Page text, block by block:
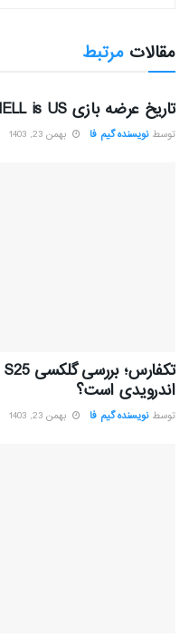
مقالات مرتبط
تاریخ عرضه بازی HELL is US فاش شد
توسط نویسنده گیم فا بهمن 23, 1403
اندرویدی است؟
توسط نویسنده گیم فا بهمن 23, 1403